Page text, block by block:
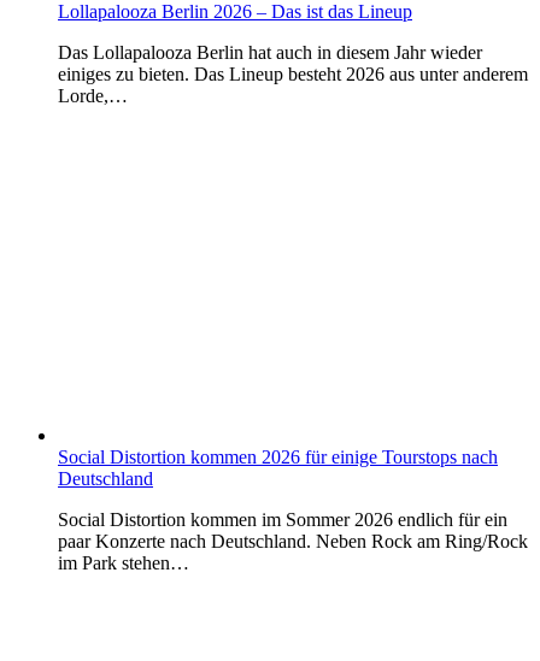
Lollapalooza Berlin 2026 – Das ist das Lineup
Das Lollapalooza Berlin hat auch in diesem Jahr wieder
einiges zu bieten. Das Lineup besteht 2026 aus unter anderem
Lorde,…
Social Distortion kommen 2026 für einige Tourstops nach
Deutschland
Social Distortion kommen im Sommer 2026 endlich für ein
paar Konzerte nach Deutschland. Neben Rock am Ring/Rock
im Park stehen…